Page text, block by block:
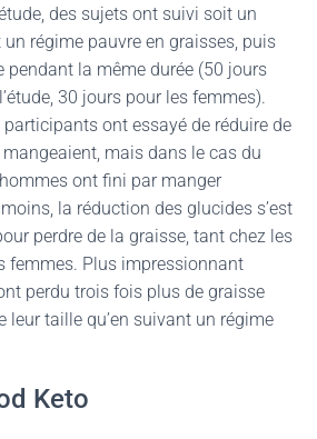
des sujets ont suivi soit un
régime pauvre en graisses, puis
pendant la même durée (50 jours
30 jours pour les femmes).
ont essayé de réduire de
mangeaient, mais dans le cas du
ont fini par manger
la réduction des glucides s’est
perdre de la graisse, tant chez les
femmes. Plus impressionnant
perdu trois fois plus de graisse
leur taille qu’en suivant un régime
Keto